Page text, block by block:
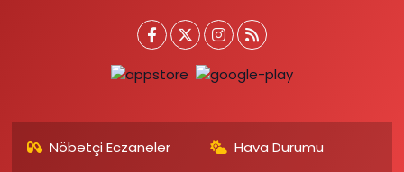
Nöbetçi Eczaneler
Hava Durumu